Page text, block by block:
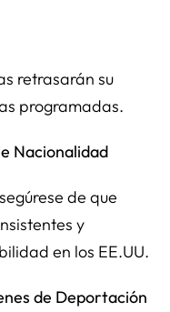
retrasarán su
programadas.
Nacionalidad
de que
y
en los EE.UU.
de Deportación